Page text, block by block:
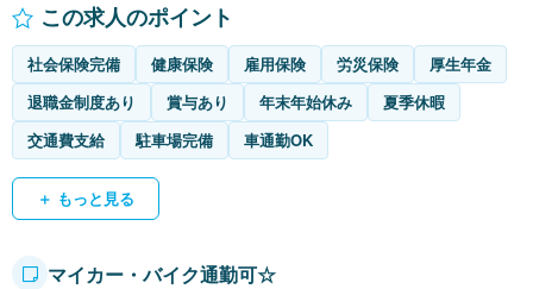
この求人のポイント
社会保険完備 健康保険 雇用保険 労災保険
厚生年金
退職金制度あり
賞与あり 年末年始休み
夏季休暇
交通費支給
駐車場完備 車通勤OK
＋ もっと見る
マイカー・バイク通勤可☆